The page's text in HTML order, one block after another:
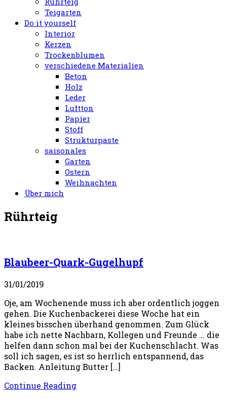
Teigarten
Do it yourself
Interior
Kerzen
Trockenblumen
verschiedene Materialien
Beton
Holz
Leder
Luftton
Papier
Stoff
Strukturpaste
saisonales
Garten
Ostern
Weihnachten
Über mich
Rührteig
Blaubeer-Quark-Gugelhupf
31/01/2019
Oje, am Wochenende muss ich aber ordentlich joggen
gehen. Die Kuchenbackerei diese Woche hat ein
kleines bisschen überhand genommen. Zum Glück
habe ich nette Nachbarn, Kollegen und Freunde … die
helfen dann schon mal bei der Kuchenschlacht. Was
soll ich sagen, es ist so herrlich entspannend, das
Backen. Anleitung Butter […]
Continue Reading